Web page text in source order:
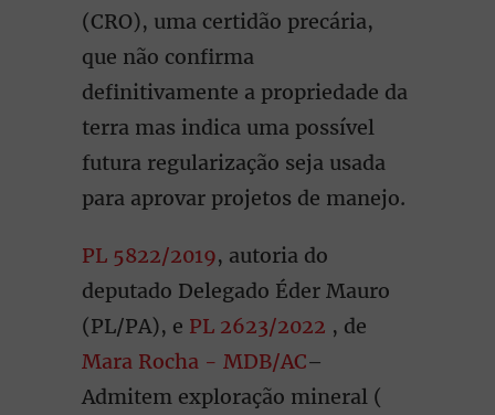
(CRO), uma certidão precária,
que não confirma
definitivamente a propriedade da
terra mas indica uma possível
futura regularização seja usada
para aprovar projetos de manejo.
PL 5822/2019, autoria do
deputado Delegado Éder Mauro
(PL/PA), e PL 2623/2022 , de
Mara Rocha - MDB/AC–
Admitem exploração mineral (